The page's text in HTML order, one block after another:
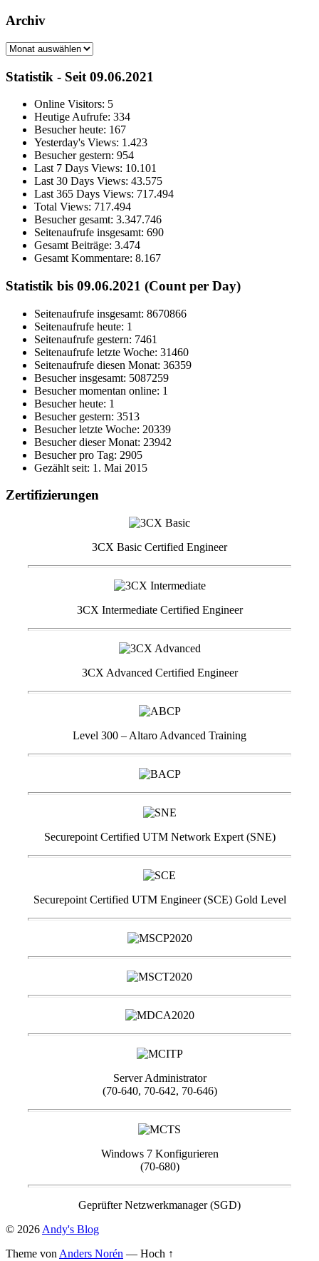
Archiv
Archiv
Statistik - Seit 09.06.2021
Online Visitors: 5
Heutige Aufrufe: 334
Besucher heute: 167
Yesterday's Views: 1.423
Besucher gestern: 954
Last 7 Days Views: 10.101
Last 30 Days Views: 43.575
Last 365 Days Views: 717.494
Total Views: 717.494
Besucher gesamt: 3.347.746
Seitenaufrufe insgesamt: 690
Gesamt Beiträge: 3.474
Gesamt Kommentare: 8.167
Statistik bis 09.06.2021 (Count per Day)
Seitenaufrufe insgesamt: 8670866
Seitenaufrufe heute: 1
Seitenaufrufe gestern: 7461
Seitenaufrufe letzte Woche: 31460
Seitenaufrufe diesen Monat: 36359
Besucher insgesamt: 5087259
Besucher momentan online: 1
Besucher heute: 1
Besucher gestern: 3513
Besucher letzte Woche: 20339
Besucher dieser Monat: 23942
Besucher pro Tag: 2905
Gezählt seit: 1. Mai 2015
Zertifizierungen
3CX Basic Certified Engineer
3CX Intermediate Certified Engineer
3CX Advanced Certified Engineer
Level 300 – Altaro Advanced Training
Securepoint Certified UTM Network Expert (SNE)
Securepoint Certified UTM Engineer (SCE) Gold Level
Server Administrator
(70-640, 70-642, 70-646)
Windows 7 Konfigurieren
(70-680)
Geprüfter Netzwerkmanager (SGD)
© 2026 Andy's Blog
Theme von Anders Norén — Hoch ↑